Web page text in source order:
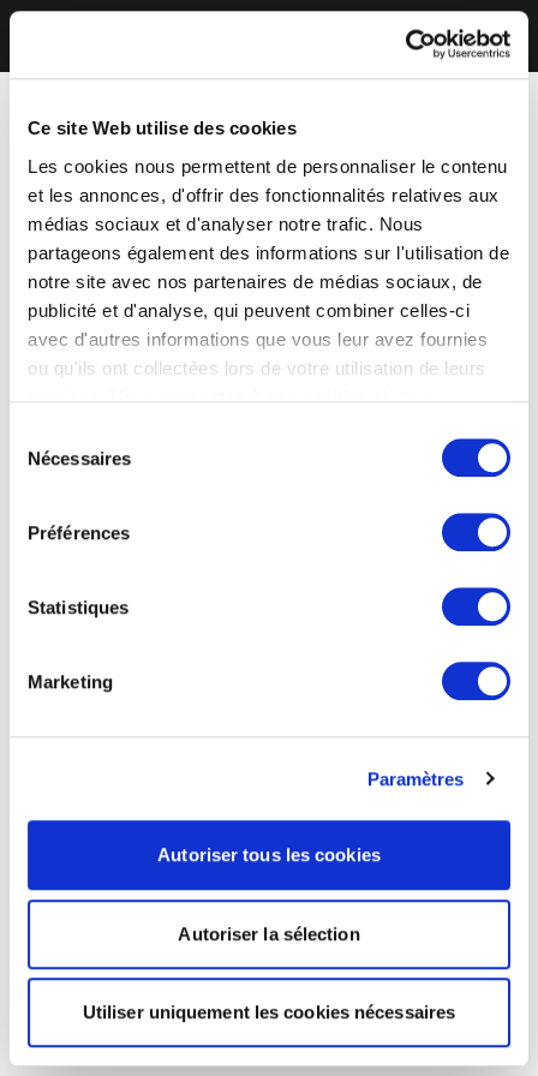
Ce site Web utilise des cookies
Les cookies nous permettent de personnaliser le contenu
et les annonces, d'offrir des fonctionnalités relatives aux
médias sociaux et d'analyser notre trafic. Nous
partageons également des informations sur l'utilisation de
notre site avec nos partenaires de médias sociaux, de
publicité et d'analyse, qui peuvent combiner celles-ci
avec d'autres informations que vous leur avez fournies
ou qu'ils ont collectées lors de votre utilisation de leurs
Nécessaires
Préférences
Statistiques
Marketing
Paramètres
Autoriser tous les cookies
Autoriser la sélection
Utiliser uniquement les cookies nécessaires